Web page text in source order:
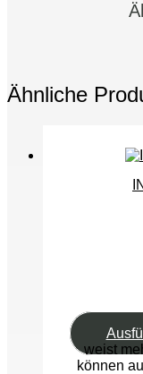
Ähnliche
weist
können